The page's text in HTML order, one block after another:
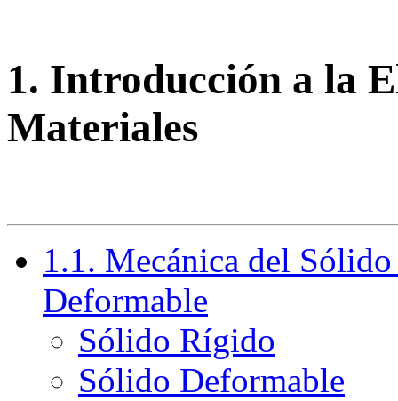
1. Introducción a la
Materiales
1.1. Mecánica del
Deformable
Sólido Rígido
Sólido Deformable